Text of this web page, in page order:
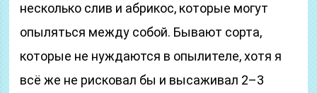
несколько слив и абрикос, которые могут
опыляться между собой. Бывают сорта,
которые не нуждаются в опылителе, хотя я
всё же не рисковал бы и высаживал 2–3